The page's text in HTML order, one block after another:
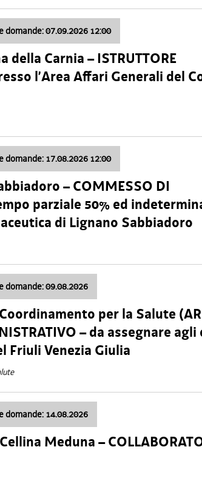
domande: 07.09.2026 12:00
Carnia – ISTRUTTORE
l’Area Affari Generali del
domande: 17.08.2026 12:00
– COMMESSO DI
parziale 50% ed
di Lignano Sabbiadoro
domande: 09.08.2026
per la Salute
– da assegnare
Friuli Venezia Giulia
domande: 14.08.2026
Meduna –